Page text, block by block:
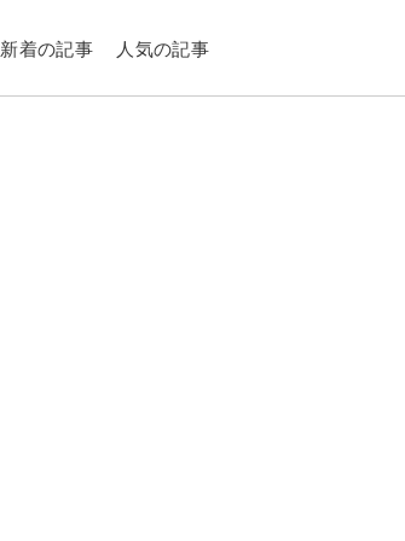
新着の記事 人気の記事